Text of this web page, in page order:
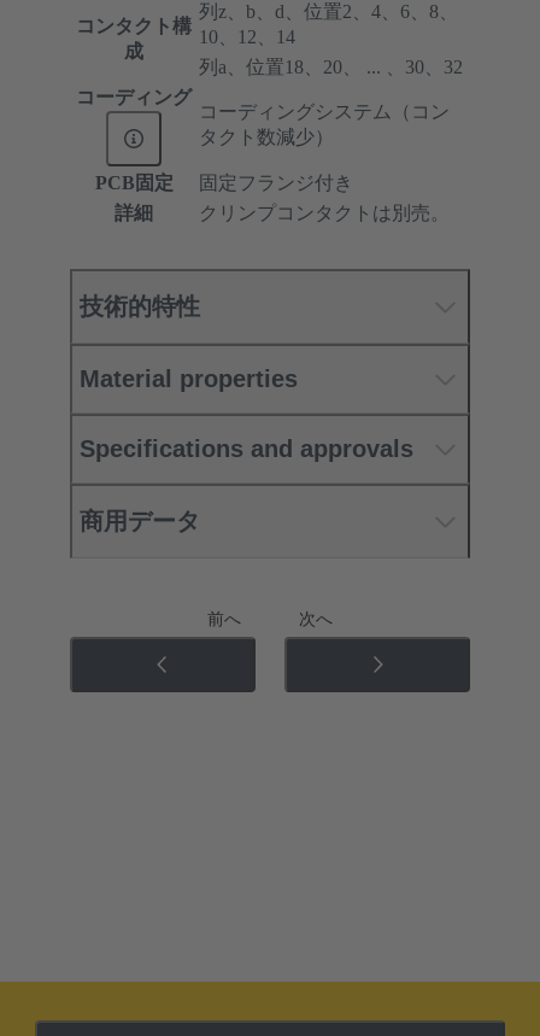
コンタクト構
成
列z、b、d、位置2、4、6、8、
10、12、14
列a、位置18、20、 ... 、30、32
コーディング
コーディングシステム（コン
タクト数減少）
PCB固定
固定フランジ付き
詳細
クリンプコンタクトは別売。
技術的特性
Material properties
Specifications and approvals
商用データ
前へ 次へ